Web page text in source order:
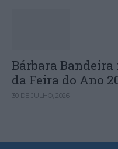
Bárbara
da Feira do Ano
30 DE JULHO, 2026